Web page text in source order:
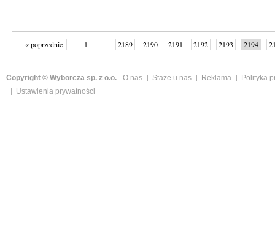
« poprzednie 1 ... 2189 2190 2191 2192 2193 2194
Copyright © Wyborcza sp. z o.o. O nas Staże u nas Reklama
Polityka
Ustawienia prywatności